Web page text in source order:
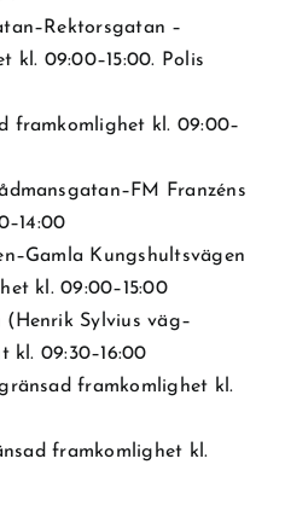
–
kl. 09:00–15:00. Polis
framkomlighet kl. 09:00–
Franzéns
Kungshultsvägen
kl. 09:00–15:00
(Henrik Sylvius väg–
kl. 09:30–16:00
framkomlighet kl.
framkomlighet kl.